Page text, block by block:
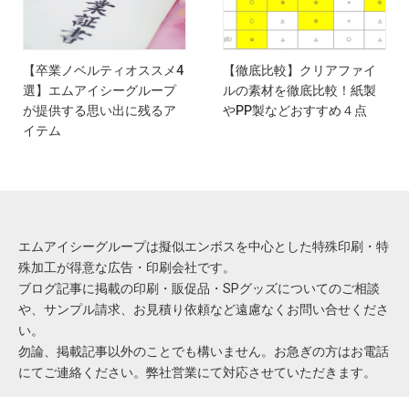
【卒業ノベルティオススメ4
選】エムアイシーグループ
が提供する思い出に残るア
イテム
【徹底比較】クリアファイ
ルの素材を徹底比較！紙製
やPP製などおすすめ４点
エムアイシーグループは擬似エンボスを中心とした特殊印刷・特
殊加工が得意な広告・印刷会社です。
ブログ記事に掲載の印刷・販促品・SPグッズについてのご相談
や、サンプル請求、お見積り依頼など遠慮なくお問い合せくださ
い。
勿論、掲載記事以外のことでも構いません。お急ぎの方はお電話
にてご連絡ください。弊社営業にて対応させていただきます。